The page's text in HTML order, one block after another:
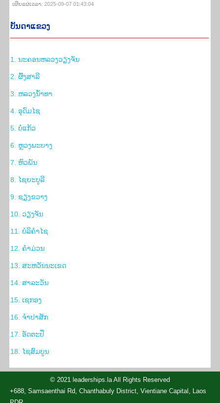
ເຜີຍ​ແຜ່​ເວ​ລາ: 2025-09-07 01:43:04
ບັນ​ດາ​ແຂວງ
1. ນະຄອນຫລວງວຽງຈັນ
2. ຜົ້ງສາລີ
3. ຫລວງນ້ຳທາ
4. ອຸດົມໄຊ
5. ບໍ່ແກ້ວ
6. ຫຼວງພະບາງ
7. ຫົວພັນ
8. ໄຊຍະບູລີ
9. ຊຽງຂວາງ
10. ວຽງຈັນ
11. ບໍລິຄຳໄຊ
12. ຄຳມ່ວນ
13. ສະຫວັນນະເຂດ
14. ສາລະວັນ
15. ເຊກອງ
16. ຈຳປາສັກ
17. ອັດຕະປື
18. ໄຊສົມບູນ
© 2021 leaderships.la All Rights Reserved
+688, Samsaenthai Rd, Chanthabuly District, Vientiane Capital, Laos